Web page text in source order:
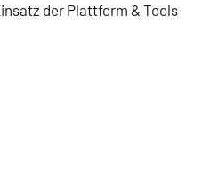
der Plattform & Tools